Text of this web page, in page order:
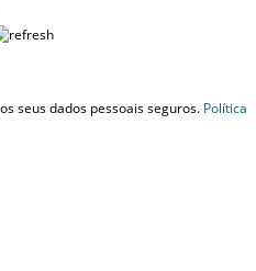
seus dados pessoais seguros. Política